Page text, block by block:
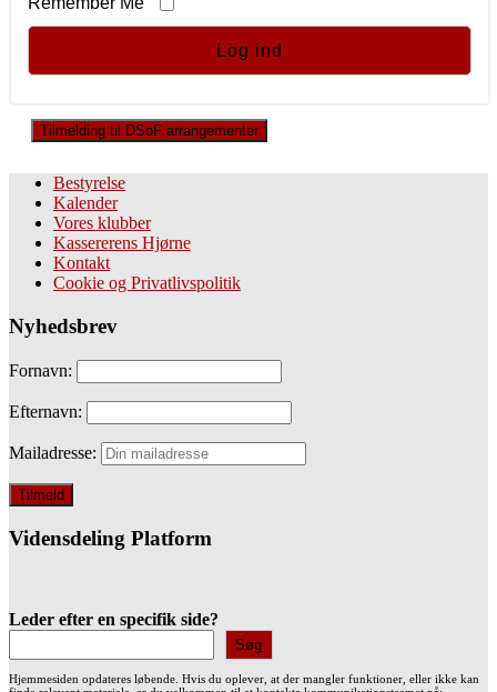
Tilmelding til DSoF arrangementer
Bestyrelse
Kalender
Vores klubber
Kassererens Hjørne
Kontakt
Cookie og Privatlivspolitik
Nyhedsbrev
Fornavn:
Efternavn:
Mailadresse:
Vidensdeling Platform
Leder efter en specifik side?
Søg
Hjemmesiden opdateres løbende. Hvis du oplever, at der mangler funktioner, eller ikke kan